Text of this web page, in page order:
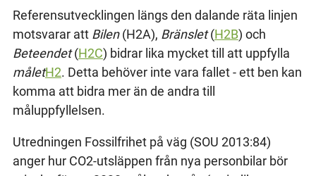
Referensutvecklingen längs den dalande räta linjen
motsvarar att Bilen(H2A), Bränslet(H2B) och
Beteendet(H2C) bidrar lika mycket till att uppfylla
måletH2. Detta behöver inte vara fallet - ett ben kan
komma att bidra mer än de andra till
måluppfyllelsen.
Utredningen Fossilfrihet på väg (SOU 2013:84)
anger hur CO2-utsläppen från nya personbilar bör